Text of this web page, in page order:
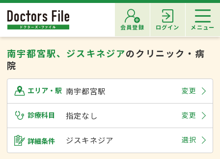
会員登録 ログイン メニュー
南宇都宮駅、ジスキネジアのクリニック・病
院
エリア・駅 南宇都宮駅 変更
診療科目 指定なし 変更
詳細条件 ジスキネジア 選択